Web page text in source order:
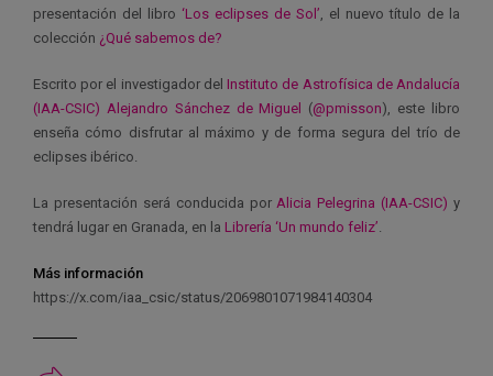
presentación del libro ‘Los eclipses de Sol’, el nuevo título de la
colección ¿Qué sabemos de?
Escrito por el investigador del Instituto de Astrofísica de Andalucía
(IAA-CSIC) Alejandro Sánchez de Miguel (@pmisson), este libro
enseña cómo disfrutar al máximo y de forma segura del trío de
eclipses ibérico.
La presentación será conducida porAlicia Pelegrina (IAA-CSIC) y
tendrá lugar en Granada, en la Librería ‘Un mundo feliz’.
Más información
https://x.com/iaa_csic/status/2069801071984140304